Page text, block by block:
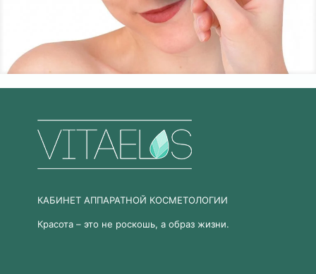
КАБИНЕТ АППАРАТНОЙ КОСМЕТОЛОГИИ
Красота – это не роскошь, а образ жизни.